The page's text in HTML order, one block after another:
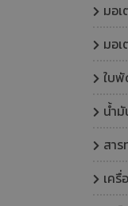
มอ
มอเ
ใบ
น้ำ
สาร
เครื่